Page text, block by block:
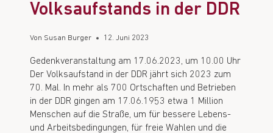
Volksaufstands in der DDR
Von Susan Burger 12. Juni 2023
Gedenkveranstaltung am 17.06.2023, um 10.00 Uhr
Der Volksaufstand in der DDR jährt sich 2023 zum
70. Mal. In mehr als 700 Ortschaften und Betrieben
in der DDR gingen am 17.06.1953 etwa 1 Million
Menschen auf die Straße, um für bessere Lebens-
und Arbeitsbedingungen, für freie Wahlen und die